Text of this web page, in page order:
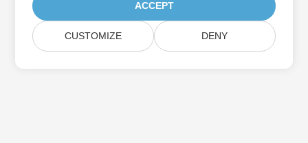
ACCEPT
CUSTOMIZE DENY